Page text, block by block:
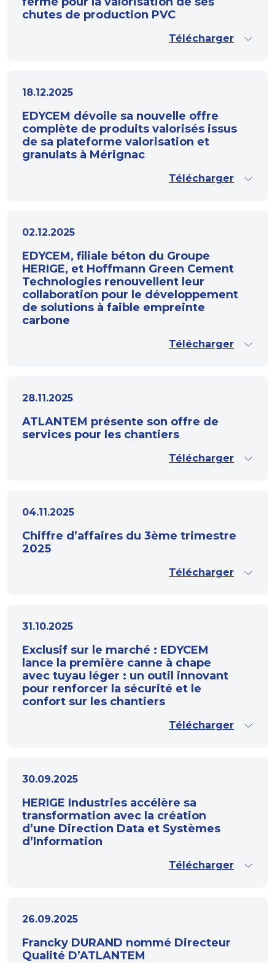
chutes de production PVC
Télécharger
18.12.2025
EDYCEM dévoile sa nouvelle offre
complète de produits valorisés issus
de sa plateforme valorisation et
granulats à Mérignac
Télécharger
02.12.2025
EDYCEM, filiale béton du Groupe
HERIGE, et Hoffmann Green Cement
Technologies renouvellent leur
collaboration pour le développement
de solutions à faible empreinte
carbone
Télécharger
28.11.2025
ATLANTEM présente son offre de
services pour les chantiers
Télécharger
04.11.2025
Chiffre d’affaires du 3ème trimestre
2025
Télécharger
31.10.2025
Exclusif sur le marché : EDYCEM
lance la première canne à chape
avec tuyau léger : un outil innovant
pour renforcer la sécurité et le
confort sur les chantiers
Télécharger
30.09.2025
HERIGE Industries accélère sa
transformation avec la création
d’une Direction Data et Systèmes
d’Information
Télécharger
26.09.2025
Francky DURAND nommé Directeur
Qualité D’ATLANTEM